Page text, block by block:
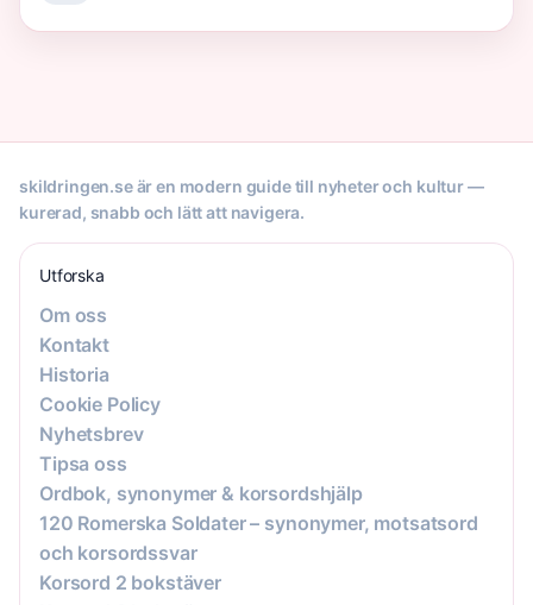
skildringen.se är en modern guide till nyheter och kultur —
kurerad, snabb och lätt att navigera.
Utforska
Om oss
Kontakt
Historia
Cookie Policy
Nyhetsbrev
Tipsa oss
Ordbok, synonymer & korsordshjälp
120 Romerska Soldater – synonymer, motsatsord
och korsordssvar
Korsord 2 bokstäver